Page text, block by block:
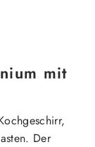
mit
Der